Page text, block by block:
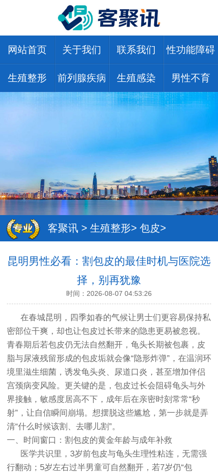
网站首页 关于我们 联系我们 性功能障碍
生殖整形 前列腺疾病 生殖感染 男性不育
客聚讯 >生殖整形>包皮>
昆明男性必看：割包皮的最佳时机与医院选
择，别再犹豫
时间：2026-08-07 04:53:26
在春城昆明，四季如春的气候让男士们更容易保持私
密部位干爽，却也让包皮过长带来的隐患更易被忽视。
青春期后若包皮仍无法自然翻开，龟头长期被包裹，皮
脂与尿液残留形成的包皮垢就会像“隐形炸弹”，在温润环
境里滋生细菌，诱发龟头炎、尿道口炎，甚至增加伴侣
宫颈病变风险。更关键的是，包皮过长会阻碍龟头与外
界接触，敏感度居高不下，成年后在亲密时刻常常“秒
射”，让自信瞬间崩塌。想摆脱这些尴尬，第一步就是弄
清“什么时候该割、去哪儿割”。
一、时间窗口：割包皮的黄金年龄与成年补救
医学共识里，3岁前包皮与龟头生理性粘连，无需强
行翻动；5岁左右过半男童可自然翻开，若7岁仍“包